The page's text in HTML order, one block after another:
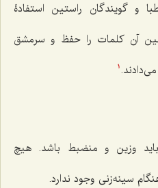
و گویندگان راستین استفادۀ
آن كلمات را حفظ و سرمشق
1
وزین و منضبط باشد. هیچ
سینه‌زنی وجود ندارد.